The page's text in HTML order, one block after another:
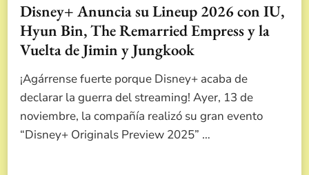
Disney+ Anuncia su Lineup 2026 con IU,
Hyun Bin, The Remarried Empress y la
Vuelta de Jimin y Jungkook
¡Agárrense fuerte porque Disney+ acaba de
declarar la guerra del streaming! Ayer, 13 de
noviembre, la compañía realizó su gran evento
“Disney+ Originals Preview 2025” …